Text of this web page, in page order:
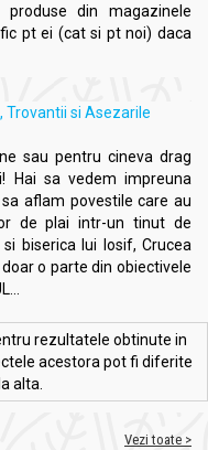
de ulei volatil,
de gura cănii, inspirând
după care persoana
călduros şi lipsit de
căruia aplicăm o
de piele (de exemplu,
atunci uleiul nu va fi
compuşii săi.
ulei volatil (testat în
pentru 100 de litri, ulei
după care va
din magazinele
pt ei (cat si pt noi) daca
Trovantii si Asezarile
sau pentru cineva drag
Hai sa vedem impreuna
aflam povestile care au
de plai intr-un tinut de
biserica lui Iosif, Crucea
o parte din obiectivele
rezultatele obtinute in
acestora pot fi diferite
alta.
Vezi toate >